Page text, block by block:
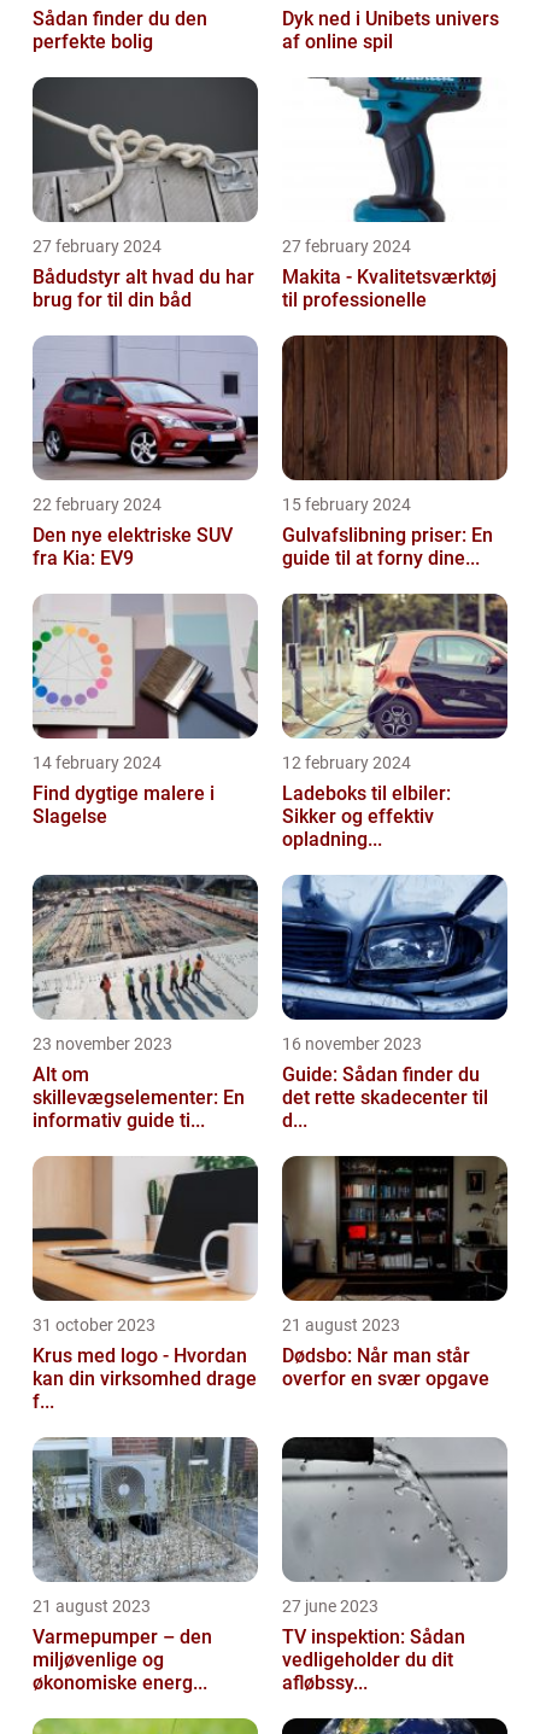
Sådan finder du den
perfekte bolig
Dyk ned i Unibets univers
af online spil
27 february 2024
Bådudstyr alt hvad du har
brug for til din båd
27 february 2024
Makita - Kvalitetsværktøj
til professionelle
22 february 2024
Den nye elektriske SUV
fra Kia: EV9
15 february 2024
Gulvafslibning priser: En
guide til at forny dine...
14 february 2024
Find dygtige malere i
Slagelse
12 february 2024
Ladeboks til elbiler:
Sikker og effektiv
opladning...
23 november 2023
Alt om
skillevægselementer: En
informativ guide ti...
16 november 2023
Guide: Sådan finder du
det rette skadecenter til
d...
31 october 2023
Krus med logo - Hvordan
kan din virksomhed drage
f...
21 august 2023
Dødsbo: Når man står
overfor en svær opgave
21 august 2023
Varmepumper – den
miljøvenlige og
økonomiske energ...
27 june 2023
TV inspektion: Sådan
vedligeholder du dit
afløbssy...